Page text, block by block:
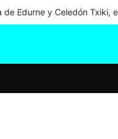
de Edurne y Celedón Txiki,